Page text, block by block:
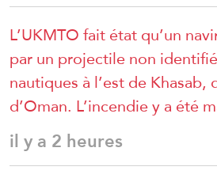
L’UKMTO fait état qu’un
par un projectile non
nautiques à l’est de Khasab,
d’Oman. L’incendie y a été
il y a 2 heures